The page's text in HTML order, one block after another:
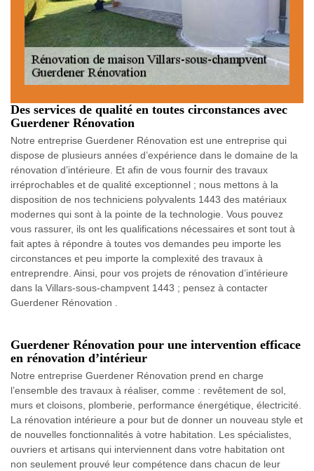
Des services de qualité en toutes circonstances avec
Guerdener Rénovation
Notre entreprise Guerdener Rénovation est une entreprise qui
dispose de plusieurs années d’expérience dans le domaine de la
rénovation d’intérieure. Et afin de vous fournir des travaux
irréprochables et de qualité exceptionnel ; nous mettons à la
disposition de nos techniciens polyvalents 1443 des matériaux
modernes qui sont à la pointe de la technologie. Vous pouvez
vous rassurer, ils ont les qualifications nécessaires et sont tout à
fait aptes à répondre à toutes vos demandes peu importe les
circonstances et peu importe la complexité des travaux à
entreprendre. Ainsi, pour vos projets de rénovation d’intérieure
dans la Villars-sous-champvent 1443 ; pensez à contacter
Guerdener Rénovation .
Guerdener Rénovation pour une intervention efficace
en rénovation d’intérieur
Notre entreprise Guerdener Rénovation prend en charge
l’ensemble des travaux à réaliser, comme : revêtement de sol,
murs et cloisons, plomberie, performance énergétique, électricité.
La rénovation intérieure a pour but de donner un nouveau style et
de nouvelles fonctionnalités à votre habitation. Les spécialistes,
ouvriers et artisans qui interviennent dans votre habitation ont
non seulement prouvé leur compétence dans chacun de leur